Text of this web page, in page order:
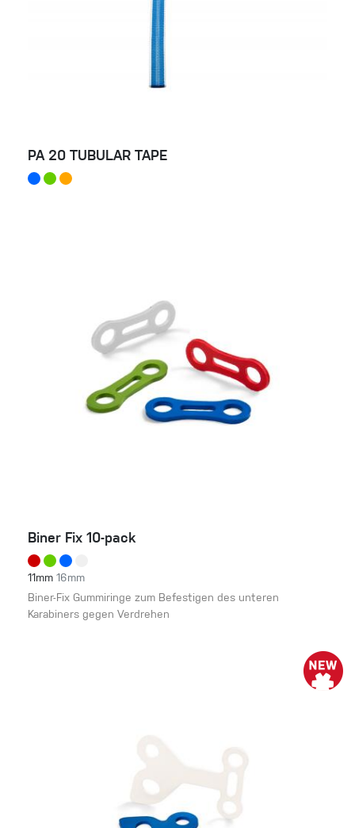
PA 20 TUBULAR TAPE
Biner Fix 10-pack
11mm 16mm
Biner-Fix Gummiringe zum Befestigen des unteren
Karabiners gegen Verdrehen